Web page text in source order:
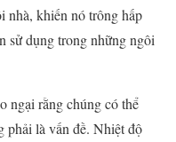
nhà, khiến nó trông hấp
sử dụng trong những ngôi
ngại rằng chúng có thể
phải là vấn đề. Nhiệt độ